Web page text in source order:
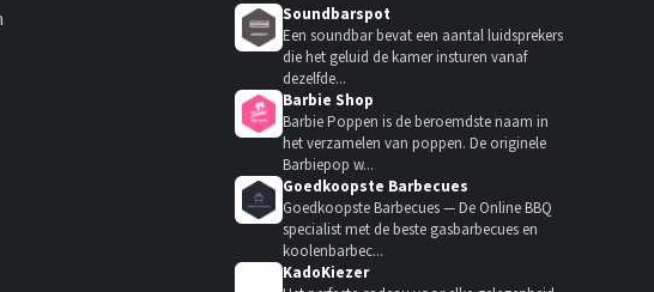
Soundbarspot
Een soundbar bevat een aantal luidsprekers
die het geluid de kamer insturen vanaf
dezelfde...
Barbie Shop
Barbie Poppen is de beroemdste naam in
het verzamelen van poppen. De originele
Barbiepop w...
Goedkoopste Barbecues
Goedkoopste Barbecues — De Online BBQ
specialist met de beste gasbarbecues en
koolenbarbec...
KadoKiezer